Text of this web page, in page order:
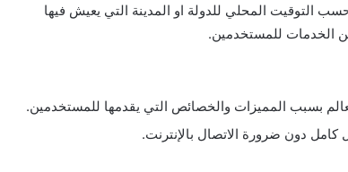
المحلي للدولة او المدينة التي يعيش فيها
الخدمات للمستخدمين.
بسبب المميزات والخصائص التي يقدمها للمستخدمين.
كامل دون ضرورة الاتصال بالإنترنت.